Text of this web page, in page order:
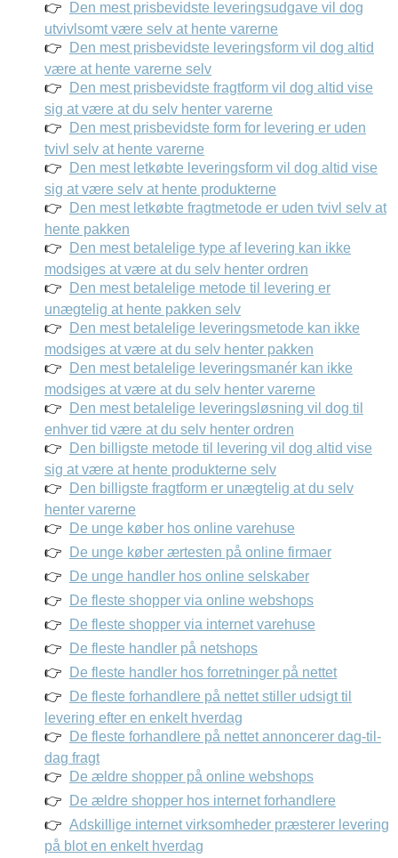
Den mest prisbevidste leveringsudgave vil dog
utvivlsomt være selv at hente varerne
Den mest prisbevidste leveringsform vil dog altid
være at hente varerne selv
Den mest prisbevidste fragtform vil dog altid vise
sig at være at du selv henter varerne
Den mest prisbevidste form for levering er uden
tvivl selv at hente varerne
Den mest letkøbte leveringsform vil dog altid vise
sig at være selv at hente produkterne
Den mest letkøbte fragtmetode er uden tvivl selv at
hente pakken
Den mest betalelige type af levering kan ikke
modsiges at være at du selv henter ordren
Den mest betalelige metode til levering er
unægtelig at hente pakken selv
Den mest betalelige leveringsmetode kan ikke
modsiges at være at du selv henter pakken
Den mest betalelige leveringsmanér kan ikke
modsiges at være at du selv henter varerne
Den mest betalelige leveringsløsning vil dog til
enhver tid være at du selv henter ordren
Den billigste metode til levering vil dog altid vise
sig at være at hente produkterne selv
Den billigste fragtform er unægtelig at du selv
henter varerne
De unge køber hos online varehuse
De unge køber ærtesten på online firmaer
De unge handler hos online selskaber
De fleste shopper via online webshops
De fleste shopper via internet varehuse
De fleste handler på netshops
De fleste handler hos forretninger på nettet
De fleste forhandlere på nettet stiller udsigt til
levering efter en enkelt hverdag
De fleste forhandlere på nettet annoncerer dag-til-
dag fragt
De ældre shopper på online webshops
De ældre shopper hos internet forhandlere
Adskillige internet virksomheder præsterer levering
på blot en enkelt hverdag